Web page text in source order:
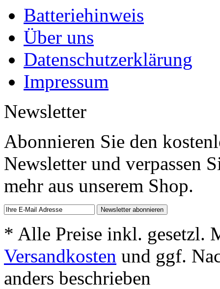
Batteriehinweis
Über uns
Datenschutzerklärung
Impressum
Newsletter
Abonnieren Sie den
Newsletter und verpassen
mehr aus unserem Shop.
* Alle Preise inkl. gesetzl.
Versandkosten und ggf.
anders beschrieben